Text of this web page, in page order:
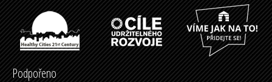
Podpořeno